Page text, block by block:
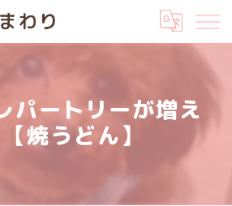
パートリーが増え
焼うどん】